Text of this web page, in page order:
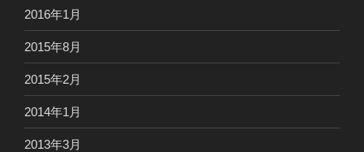
2016年1月
2015年8月
2015年2月
2014年1月
2013年3月